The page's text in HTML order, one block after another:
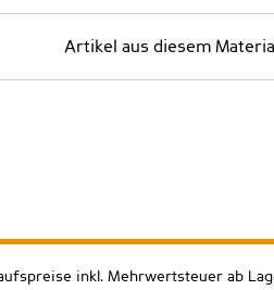
Artikel aus diesem Material
inkl. Mehrwertsteuer ab